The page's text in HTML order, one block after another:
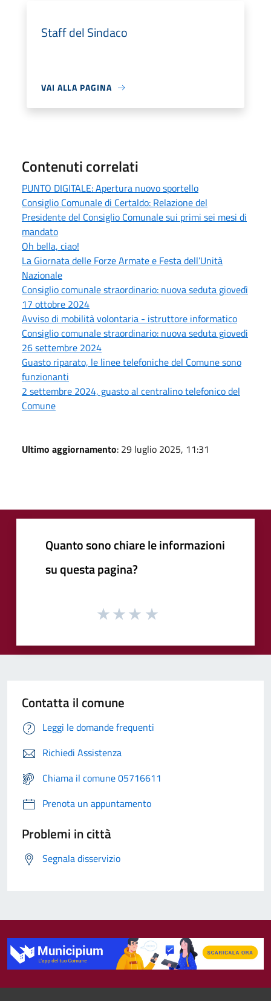
Staff del Sindaco
VAI ALLA PAGINA
Contenuti correlati
PUNTO DIGITALE: Apertura nuovo sportello
Consiglio Comunale di Certaldo: Relazione del
Presidente del Consiglio Comunale sui primi sei mesi di
mandato
Oh bella, ciao!
La Giornata delle Forze Armate e Festa dell’Unità
Nazionale
Consiglio comunale straordinario: nuova seduta giovedì
17 ottobre 2024
Avviso di mobilità volontaria - istruttore informatico
Consiglio comunale straordinario: nuova seduta giovedi
26 settembre 2024
Guasto riparato, le linee telefoniche del Comune sono
funzionanti
2 settembre 2024, guasto al centralino telefonico del
Comune
Ultimo aggiornamento: 29 luglio 2025, 11:31
Quanto sono chiare le informazioni
su questa pagina?
Contatta il comune
Leggi le domande frequenti
Richiedi Assistenza
Chiama il comune 05716611
Prenota un appuntamento
Problemi in città
Segnala disservizio